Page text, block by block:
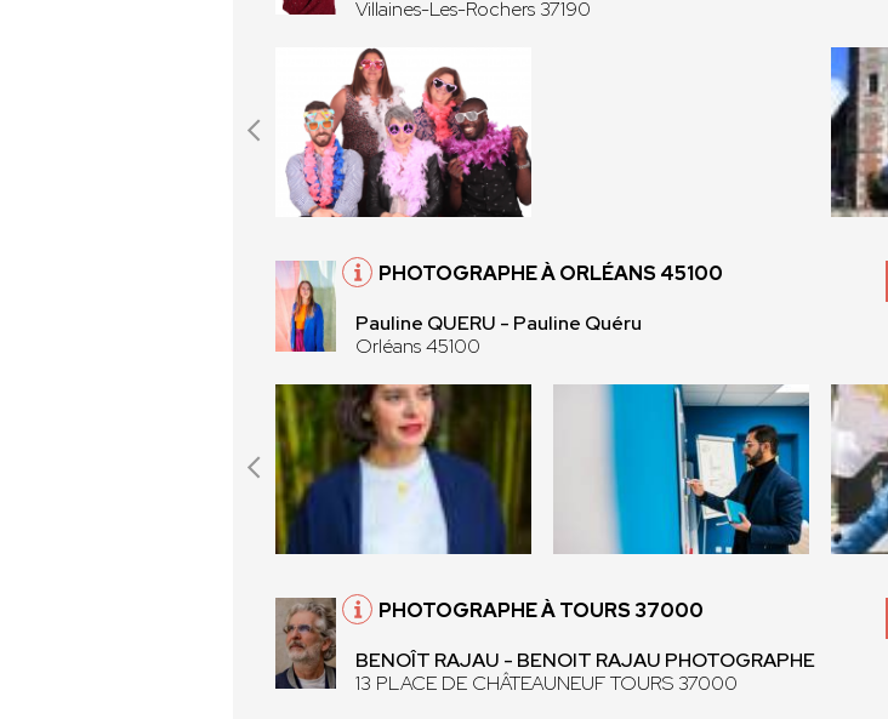
Villaines-Les-Rochers 37190
PHOTOGRAPHE À ORLÉANS 45100
Pauline QUERU - Pauline Quéru
Orléans 45100
PHOTOGRAPHE À TOURS 37000
BENOÎT RAJAU - BENOIT RAJAU PHOTOGRAPHE
13 PLACE DE CHÂTEAUNEUF TOURS 37000